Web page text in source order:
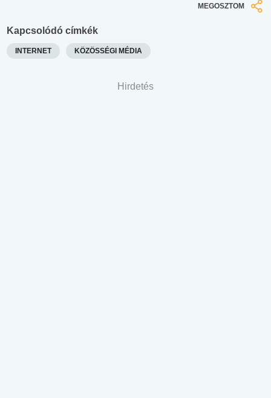
MEGOSZTOM
Kapcsolódó címkék
INTERNET KÖZÖSSÉGI MÉDIA
Hirdetés